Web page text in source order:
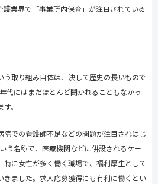
護業界で「事業所内保育」が注目されている
う取り組み自体は、決して歴史の長いもので
年代にはまだほとんど聞かれることもなかっ
。
院での看護師不足などの問題が注目されはじ
う名称で、医療機関などに併設されるケー
特に女性が多く働く職場で、福利厚生として
きました。求人応募獲得にも有利に働くとい